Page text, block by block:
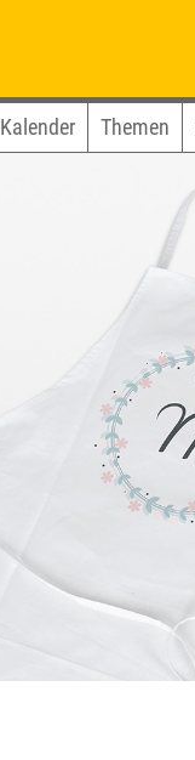
Kalender Themen